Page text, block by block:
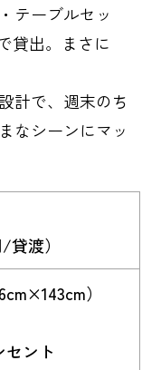
テーブルセッ
貸出。まさに
計で、週末のち
なシーンにマッ
渡）
）
セント